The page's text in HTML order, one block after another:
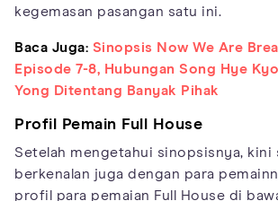
kegemasan pasangan satu ini.
Baca Juga: Sinopsis Now We Are
Episode 7-8, Hubungan Song Hye
Yong Ditentang Banyak Pihak
Profil Pemain Full House
Setelah mengetahui sinopsisnya, kini
berkenalan juga dengan para
profil para pemaian Full House di